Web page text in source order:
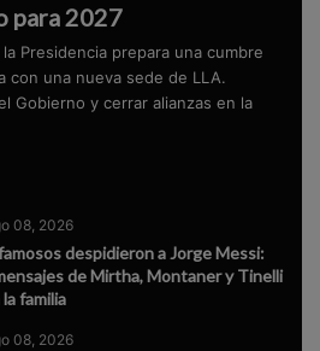
para 2027
Presidencia prepara una cumbre
con una nueva sede de LLA.
Gobierno y cerrar alianzas en la
08, 2026
despidieron a Jorge Messi:
de Mirtha, Montaner y Tinelli
la familia
08, 2026